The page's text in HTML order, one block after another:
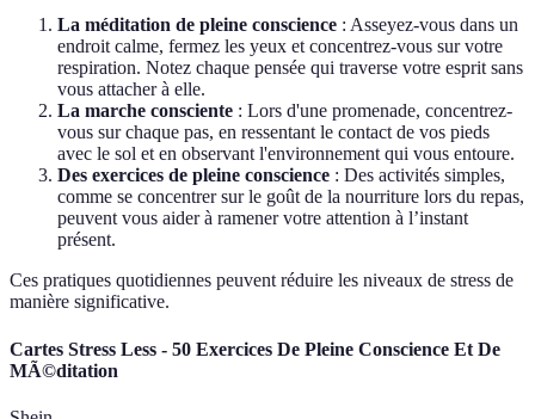
La méditation de pleine conscience : Asseyez-vous dans un
endroit calme, fermez les yeux et concentrez-vous sur votre
respiration. Notez chaque pensée qui traverse votre esprit sans
vous attacher à elle.
La marche consciente : Lors d'une promenade, concentrez-
vous sur chaque pas, en ressentant le contact de vos pieds
avec le sol et en observant l'environnement qui vous entoure.
Des exercices de pleine conscience : Des activités simples,
comme se concentrer sur le goût de la nourriture lors du repas,
peuvent vous aider à ramener votre attention à l’instant
présent.
Ces pratiques quotidiennes peuvent réduire les niveaux de stress de
manière significative.
Cartes Stress Less - 50 Exercices De Pleine Conscience Et De
MÃ©ditation